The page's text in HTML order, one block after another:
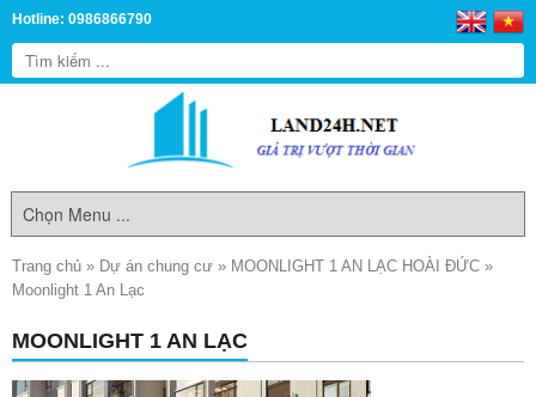
Hotline: 0986866790
Trang chủ » Dự án chung cư » MOONLIGHT 1 AN LẠC HOÀI ĐỨC »
Moonlight 1 An Lạc
MOONLIGHT 1 AN LẠC